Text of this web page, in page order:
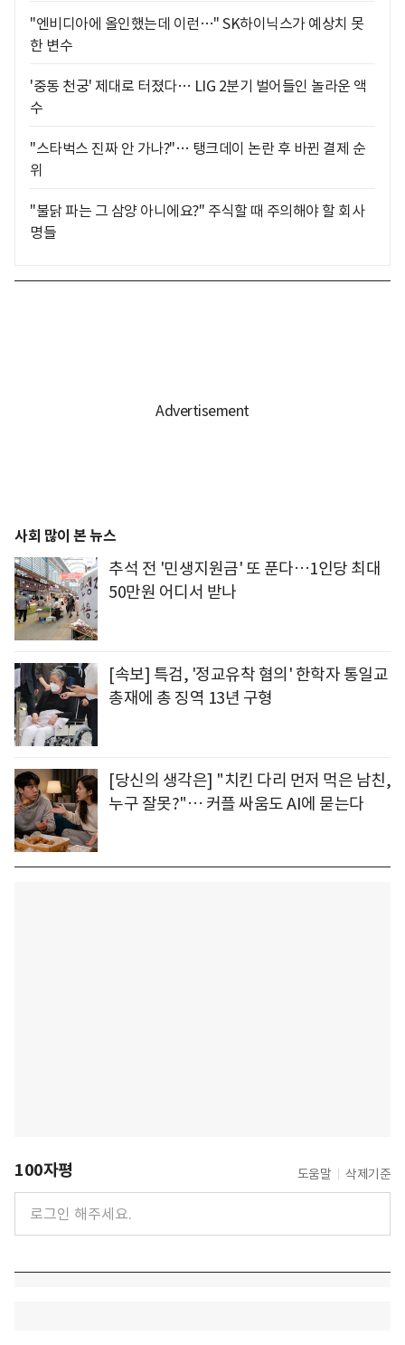
"엔비디아에 올인했는데 이런…" SK하이닉스가 예상치 못
한 변수
'중동 천궁' 제대로 터졌다… LIG 2분기 벌어들인 놀라운 액
수
"스타벅스 진짜 안 가나?"… 탱크데이 논란 후 바뀐 결제 순
위
"불닭 파는 그 삼양 아니에요?" 주식할 때 주의해야 할 회사
명들
사회 많이 본 뉴스
추석 전 '민생지원금' 또 푼다…1인당 최대
50만원 어디서 받나
[속보] 특검, '정교유착 혐의' 한학자 통일교
총재에 총 징역 13년 구형
[당신의 생각은] "치킨 다리 먼저 먹은 남친,
누구 잘못?"… 커플 싸움도 AI에 묻는다
100자평 도움말 삭제기준